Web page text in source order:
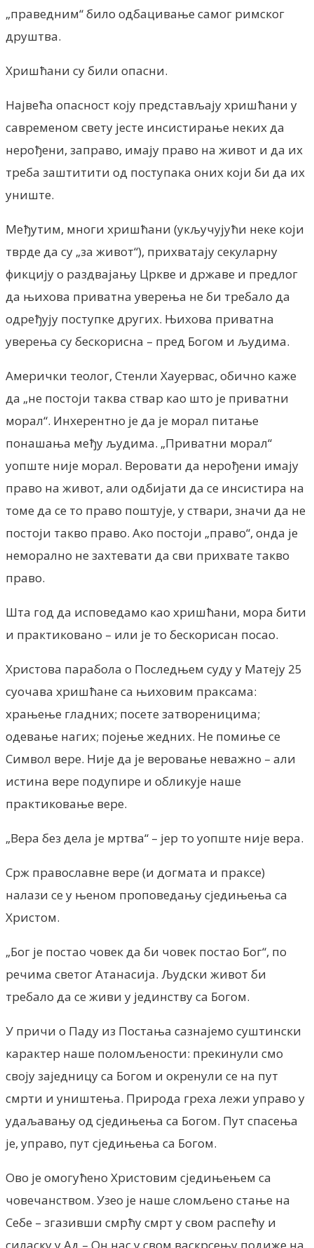
„праведним“ било одбацивање самог римског
друштва.
Хришћани су били опасни.
Највећа опасност коју представљају хришћани у
савременом свету јесте инсистирање неких да
нерођени, заправо, имају право на живот и да их
треба заштитити од поступака оних који би да их
униште.
Међутим, многи хришћани (укључујући неке који
тврде да су „за живот“), прихватају секуларну
фикцију о раздвајању Цркве и државе и предлог
да њихова приватна уверења не би требало да
одређују поступке других. Њихова приватна
уверења су бескорисна – пред Богом и људима.
Амерички теолог, Стенли Хауервас, обично каже
да „не постоји таква ствар као што је приватни
морал“. Инхерентно је да је морал питање
понашања међу људима. „Приватни морал“
уопште није морал. Веровати да нерођени имају
право на живот, али одбијати да се инсистира на
томе да се то право поштује, у ствари, значи да не
постоји такво право. Ако постоји „право“, онда је
неморално не захтевати да сви прихвате такво
право.
Шта год да исповедамо као хришћани, мора бити
и практиковано – или је то бескорисан посао.
Христова парабола о Последњем суду у Матеју 25
суочава хришћане са њиховим праксама:
храњење гладних; посете затвореницима;
одевање нагих; појење жедних. Не помиње се
Символ вере. Није да је веровање неважно – али
истина вере подупире и обликује наше
практиковање вере.
„Вера без дела је мртва“ – јер то уопште није вера.
Срж православне вере (и догмата и праксе)
налази се у њеном проповедању сједињења са
Христом.
„Бог је постао човек да би човек постао Бог“, по
речима светог Атанасија. Људски живот би
требало да се живи у јединству са Богом.
У причи о Паду из Постања сазнајемо суштински
карактер наше поломљености: прекинули смо
своју заједницу са Богом и окренули се на пут
смрти и уништења. Природа греха лежи управо у
удаљавању од сједињења са Богом. Пут спасења
је, управо, пут сједињења са Богом.
Ово је омогућено Христовим сједињењем са
човечанством. Узео је наше сломљено стање на
Себе – згазивши смрћу смрт у свом распећу и
силаску у Ад – Он нас у свом васкрсењу подиже на